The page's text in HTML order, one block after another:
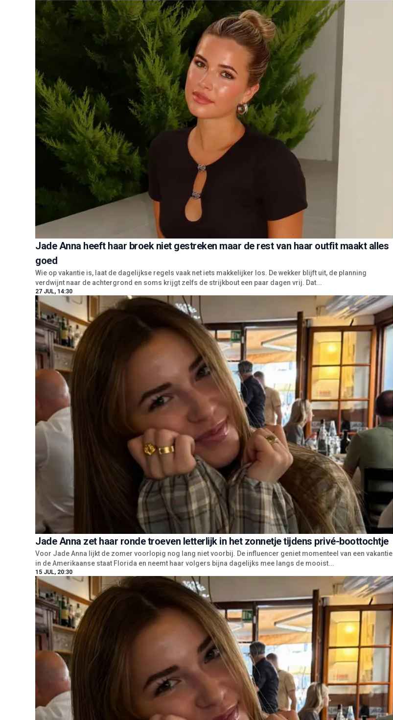
Jade Anna heeft haar broek niet gestreken maar de rest van haar outfit maakt alles
goed
Wie op vakantie is, laat de dagelijkse regels vaak net iets makkelijker los. De wekker blijft uit, de planning
verdwijnt naar de achtergrond en soms krijgt zelfs de strijkbout een paar dagen vrij. Dat...
27 JUL, 14:30
Jade Anna zet haar ronde troeven letterlijk in het zonnetje tijdens privé-boottochtje
Voor Jade Anna lijkt de zomer voorlopig nog lang niet voorbij. De influencer geniet momenteel van een vakantie
in de Amerikaanse staat Florida en neemt haar volgers bijna dagelijks mee langs de mooist...
15 JUL, 20:30